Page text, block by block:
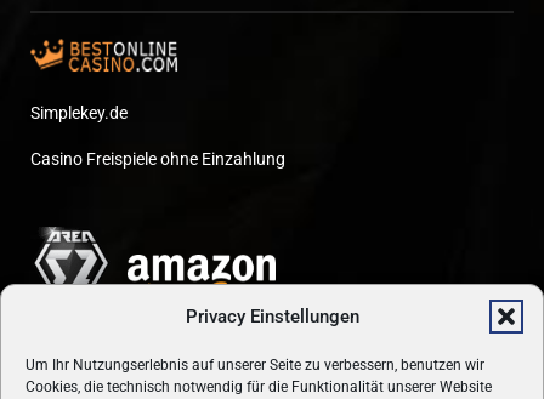
Privacy Einstellungen
Um Ihr Nutzungserlebnis auf unserer Seite zu verbessern, benutzen wir
Cookies, die technisch notwendig für die Funktionalität unserer Website
Simplekey.de
Casino Freispiele ohne Einzahlung